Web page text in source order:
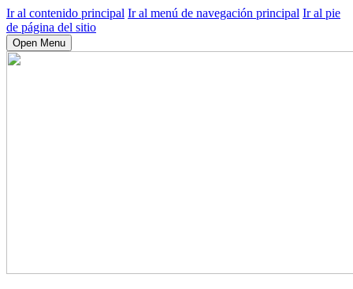
Ir al contenido principal Ir al menú de navegación principal Ir al pie
de página del sitio
Open Menu